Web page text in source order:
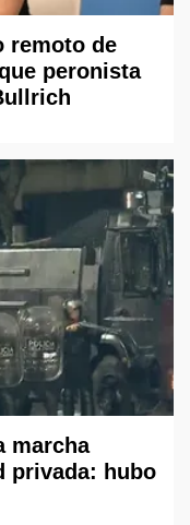
remoto de
peronista
marcha
privada: hubo